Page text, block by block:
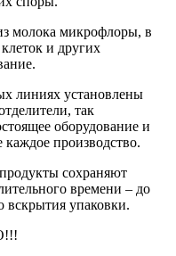
молока микрофлоры, в
и других
линиях установлены
так
оборудование и
каждое производство.
сохраняют
времени – до
вскрытия упаковки.